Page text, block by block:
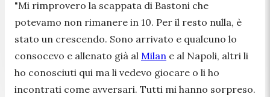
"Mi rimprovero la scappata di Bastoni che
potevamo non rimanere in 10. Per il resto nulla, è
stato un crescendo. Sono arrivato e qualcuno lo
consocevo e allenato già al Milan e al Napoli, altri li
ho conosciuti qui ma li vedevo giocare o li ho
incontrati come avversari. Tutti mi hanno sorpreso.